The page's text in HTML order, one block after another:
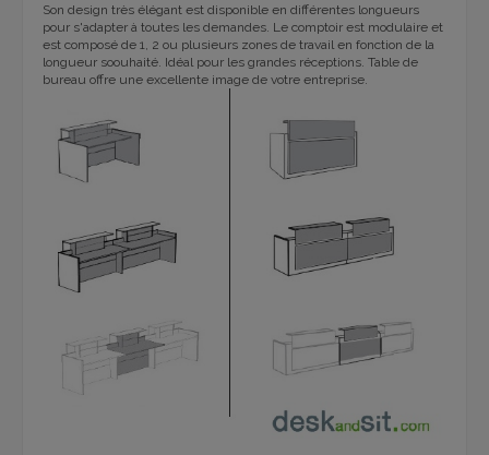
Son design très élégant est disponible en différentes longueurs
pour s'adapter à toutes les demandes. Le comptoir est modulaire et
est composé de 1, 2 ou plusieurs zones de travail en fonction de la
longueur soouhaité. Idéal pour les grandes réceptions. Table de
bureau offre une excellente image de votre entreprise.